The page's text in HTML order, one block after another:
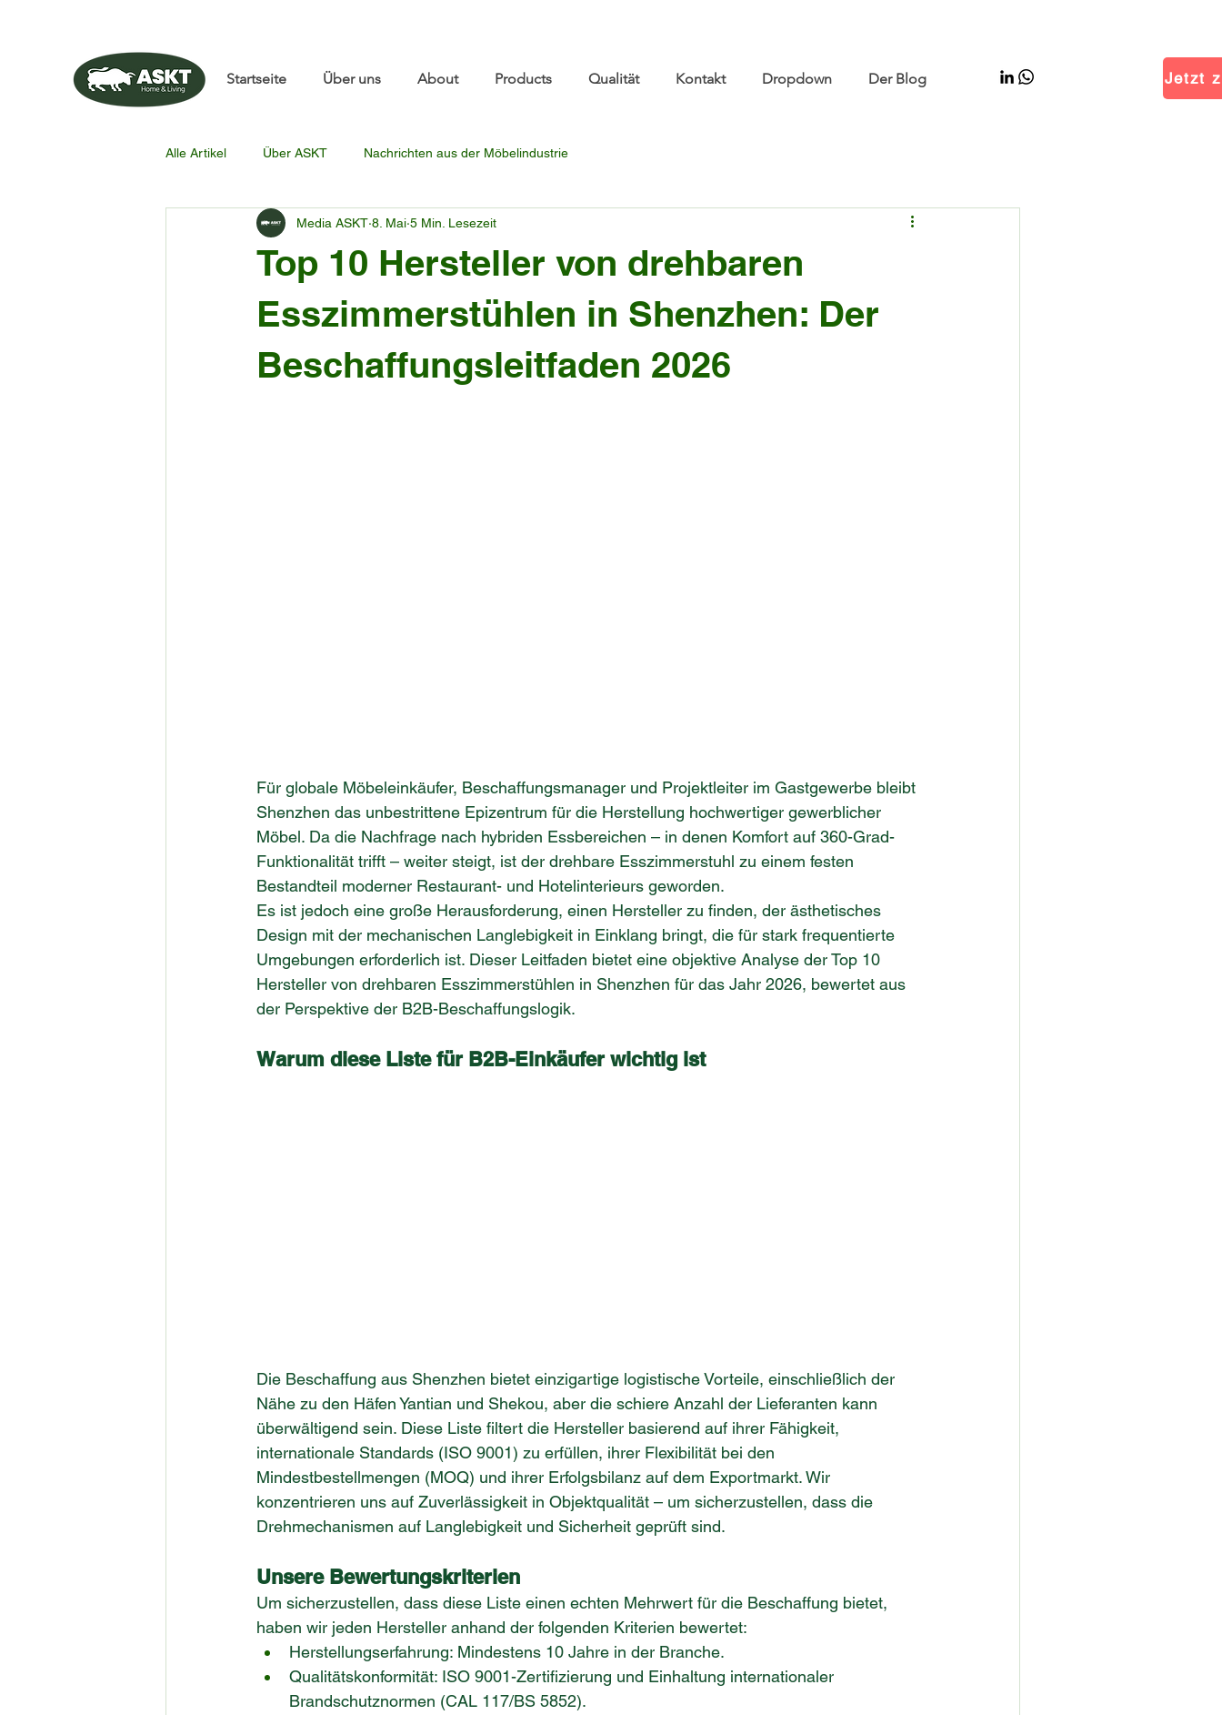
Startseite Über uns About Products Qualität Kontakt Dropdown Der Blog Jetzt
Alle Artikel Über ASKT Nachrichten aus der Möbelindustrie
Top 10 Hersteller von drehbaren
Esszimmerstühlen in Shenzhen: Der
Beschaffungsleitfaden 2026
Media ASKT 8. Mai 5 Min. Lesezeit
Für globale Möbeleinkäufer, Beschaffungsmanager und Projektleiter im Gastgewerbe bleibt
Shenzhen das unbestrittene Epizentrum für die Herstellung hochwertiger gewerblicher
Möbel. Da die Nachfrage nach hybriden Essbereichen – in denen Komfort auf 360-Grad-
Funktionalität trifft – weiter steigt, ist der drehbare Esszimmerstuhl zu einem festen
Bestandteil moderner Restaurant- und Hotelinterieurs geworden.
Es ist jedoch eine große Herausforderung, einen Hersteller zu finden, der ästhetisches
Design mit der mechanischen Langlebigkeit in Einklang bringt, die für stark frequentierte
Umgebungen erforderlich ist. Dieser Leitfaden bietet eine objektive Analyse der Top 10
Hersteller von drehbaren Esszimmerstühlen in Shenzhen für das Jahr 2026, bewertet aus
der Perspektive der B2B-Beschaffungslogik.
Warum diese Liste für B2B-Einkäufer wichtig ist
Die Beschaffung aus Shenzhen bietet einzigartige logistische Vorteile, einschließlich der
Nähe zu den Häfen Yantian und Shekou, aber die schiere Anzahl der Lieferanten kann
überwältigend sein. Diese Liste filtert die Hersteller basierend auf ihrer Fähigkeit,
internationale Standards (ISO 9001) zu erfüllen, ihrer Flexibilität bei den
Mindestbestellmengen (MOQ) und ihrer Erfolgsbilanz auf dem Exportmarkt. Wir
konzentrieren uns auf Zuverlässigkeit in Objektqualität – um sicherzustellen, dass die
Drehmechanismen auf Langlebigkeit und Sicherheit geprüft sind.
Unsere Bewertungskriterien
Um sicherzustellen, dass diese Liste einen echten Mehrwert für die Beschaffung bietet,
haben wir jeden Hersteller anhand der folgenden Kriterien bewertet:
Herstellungserfahrung: Mindestens 10 Jahre in der Branche.
Qualitätskonformität: ISO 9001-Zertifizierung und Einhaltung internationaler
Brandschutznormen (CAL 117/BS 5852).